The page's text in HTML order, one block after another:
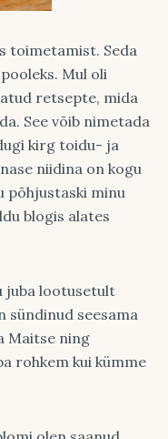
toimetamist. Seda
Mul oli
retsepte, mida
See võib nimetada
kirg toidu- ja
niidina on kogu
põhjustaski minu
blogis alates
juba lootusetult
sündinud seesama
Maitse ning
rohkem kui kümme